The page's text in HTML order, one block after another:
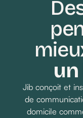
Jib conçoit et
de
domicile